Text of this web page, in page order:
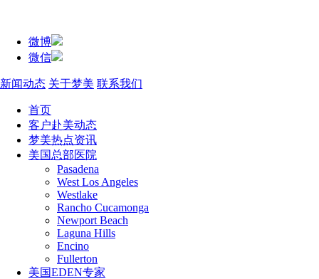
微博
微信
新闻动态 关于梦美 联系我们
首页
客户赴美动态
梦美热点资讯
美国总部医院
Pasadena
West Los Angeles
Westlake
Rancho Cucamonga
Newport Beach
Laguna Hills
Encino
Fullerton
美国EDEN专家